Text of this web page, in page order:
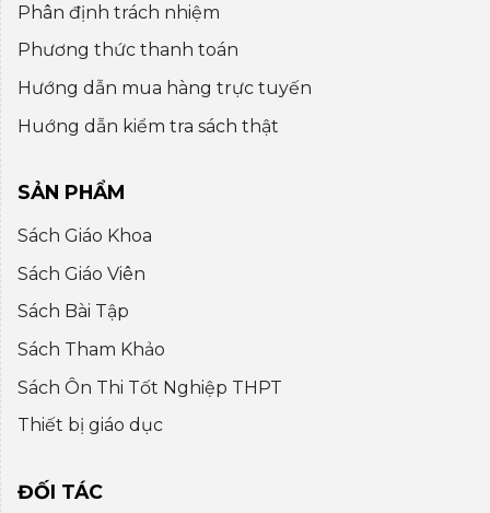
Phân định trách nhiệm
Phương thức thanh toán
Hướng dẫn mua hàng trực tuyến
Huớng dẫn kiểm tra sách thật
SẢN PHẨM
Sách Giáo Khoa
Sách Giáo Viên
Sách Bài Tập
Sách Tham Khảo
Sách Ôn Thi Tốt Nghiệp THPT
Thiết bị giáo dục
ĐỐI TÁC